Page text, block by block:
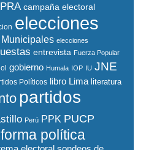
campaña electoral
elecciones
elecciones
entrevista Fuerza Popular
gobierno Humala IOP IU JNE
Políticos libro Lima literatura
partidos
Perú PPK PUCP
política